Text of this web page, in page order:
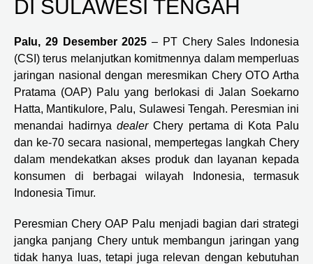
DI SULAWESI TENGAH
Palu, 29 Desember 2025 – PT Chery Sales Indonesia
(CSI) terus melanjutkan komitmennya dalam memperluas
jaringan nasional dengan meresmikan Chery OTO Artha
Pratama (OAP) Palu yang berlokasi di Jalan Soekarno
Hatta, Mantikulore, Palu, Sulawesi Tengah. Peresmian ini
menandai hadirnyadealerChery pertama di Kota Palu
dan ke-70 secara nasional, mempertegas langkah Chery
dalam mendekatkan akses produk dan layanan kepada
konsumen di berbagai wilayah Indonesia, termasuk
Indonesia Timur.
Peresmian Chery OAP Palu menjadi bagian dari strategi
jangka panjang Chery untuk membangun jaringan yang
tidak hanya luas, tetapi juga relevan dengan kebutuhan